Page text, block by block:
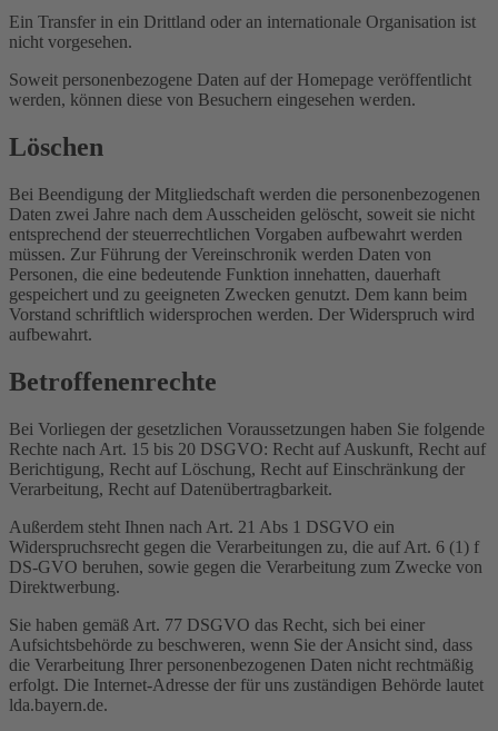
Ein Transfer in ein Drittland oder an internationale Organisation ist
nicht vorgesehen.
Soweit personenbezogene Daten auf der Homepage veröffentlicht
werden, können diese von Besuchern eingesehen werden.
Löschen
Bei Beendigung der Mitgliedschaft werden die personenbezogenen
Daten zwei Jahre nach dem Ausscheiden gelöscht, soweit sie nicht
entsprechend der steuerrechtlichen Vorgaben aufbewahrt werden
müssen. Zur Führung der Vereinschronik werden Daten von
Personen, die eine bedeutende Funktion innehatten, dauerhaft
gespeichert und zu geeigneten Zwecken genutzt. Dem kann beim
Vorstand schriftlich widersprochen werden. Der Widerspruch wird
aufbewahrt.
Betroffenenrechte
Bei Vorliegen der gesetzlichen Voraussetzungen haben Sie folgende
Rechte nach Art. 15 bis 20 DSGVO: Recht auf Auskunft, Recht auf
Berichtigung, Recht auf Löschung, Recht auf Einschränkung der
Verarbeitung, Recht auf Datenübertragbarkeit.
Außerdem steht Ihnen nach Art. 21 Abs 1 DSGVO ein
Widerspruchsrecht gegen die Verarbeitungen zu, die auf Art. 6 (1) f
DS-GVO beruhen, sowie gegen die Verarbeitung zum Zwecke von
Direktwerbung.
Sie haben gemäß Art. 77 DSGVO das Recht, sich bei einer
Aufsichtsbehörde zu beschweren, wenn Sie der Ansicht sind, dass
die Verarbeitung Ihrer personenbezogenen Daten nicht rechtmäßig
erfolgt. Die Internet-Adresse der für uns zuständigen Behörde lautet
lda.bayern.de.